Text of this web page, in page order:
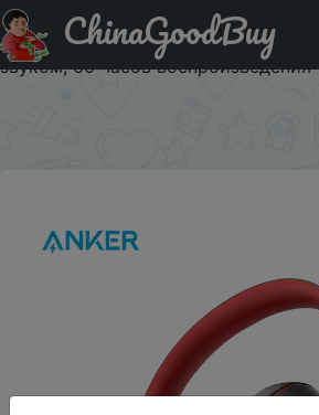
Акція на Anker Soundcore Life Q10
блютуз наушники, складные, с
звуком, 60 часов воспроизведения
ChinaGoodBuy